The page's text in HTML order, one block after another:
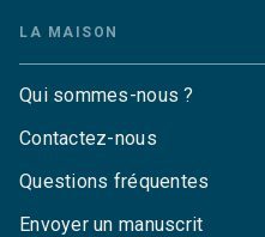
LA MAISON
Qui sommes-nous ?
Contactez-nous
Questions fréquentes
Envoyer un manuscrit